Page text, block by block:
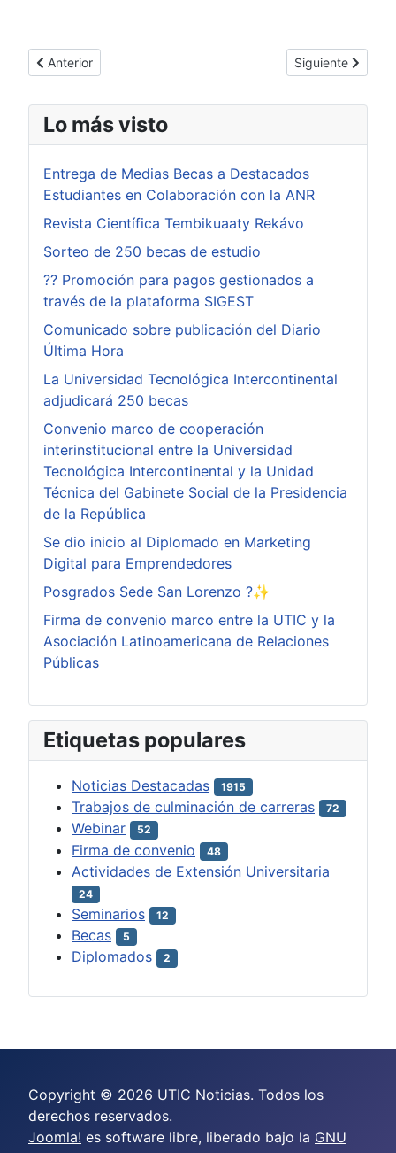
Artículo anterior: Conferencia sobre Educación Vial en Santa
Anterior Artículo
Siguiente
Lo más visto
Entrega de Medias Becas a Destacados
Estudiantes en Colaboración con la ANR
Revista Científica Tembikuaaty Rekávo
Sorteo de 250 becas de estudio
?? Promoción para pagos gestionados a
través de la plataforma SIGEST
Comunicado sobre publicación del Diario
Última Hora
La Universidad Tecnológica Intercontinental
adjudicará 250 becas
Convenio marco de cooperación
interinstitucional entre la Universidad
Tecnológica Intercontinental y la Unidad
Técnica del Gabinete Social de la Presidencia
de la República
Se dio inicio al Diplomado en Marketing
Digital para Emprendedores
Posgrados Sede San Lorenzo ?✨
Firma de convenio marco entre la UTIC y la
Asociación Latinoamericana de Relaciones
Públicas
Etiquetas populares
Noticias Destacadas 1915
Trabajos de culminación de carreras 72
Webinar 52
Firma de convenio 48
Actividades de Extensión Universitaria
24
Seminarios 12
Becas 5
Diplomados 2
Copyright © 2026 UTIC Noticias. Todos los
derechos reservados.
Joomla! es software libre, liberado bajo la GNU